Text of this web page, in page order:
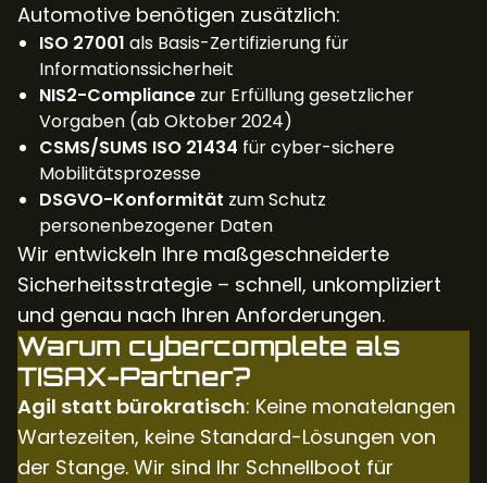
Automotive benötigen zusätzlich:
ISO 27001 als Basis-Zertifizierung für
Informationssicherheit
NIS2-Compliance zur Erfüllung gesetzlicher
Vorgaben (ab Oktober 2024)
CSMS/SUMS ISO 21434 für cyber-sichere
Mobilitätsprozesse
DSGVO-Konformität zum Schutz
personenbezogener Daten
Wir entwickeln Ihre maßgeschneiderte
Sicherheitsstrategie – schnell, unkompliziert
und genau nach Ihren Anforderungen.
Warum cybercomplete als
TISAX-Partner?
Agil statt bürokratisch: Keine monatelangen
Wartezeiten, keine Standard-Lösungen von
der Stange. Wir sind Ihr Schnellboot für